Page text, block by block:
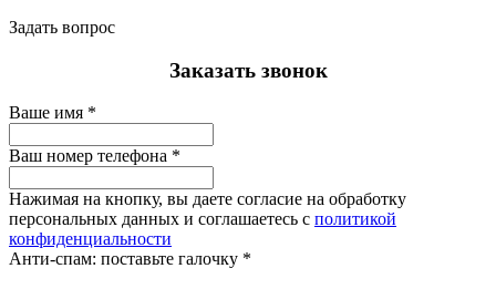
Задать вопрос
Заказать звонок
Ваше имя *
Ваш номер телефона *
Нажимая на кнопку, вы даете согласие на обработку
персональных данных и соглашаетесь с политикой
конфиденциальности
Анти-спам: поставьте галочку *